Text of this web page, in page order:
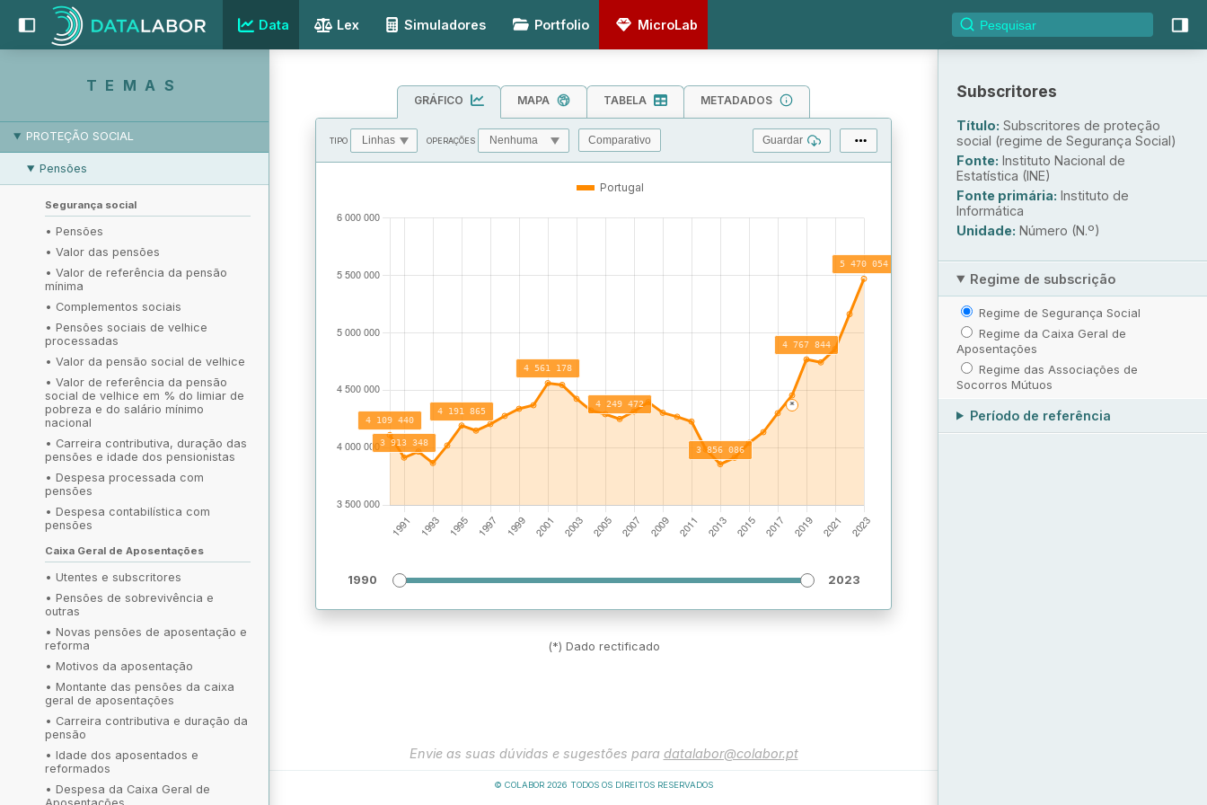
Data Lex Simuladores Portfolio MicroLab
TEMAS
EMPREGO E DESEMPREGO
PROTEÇÃO SOCIAL
Pensões
Segurança social
• Pensões
• Valor das pensões
• Valor de referência da pensão
mínima
• Complementos sociais
• Pensões sociais de velhice
processadas
• Valor da pensão social de velhice
• Valor de referência da pensão
social de velhice em % do limiar de
pobreza e do salário mínimo
nacional
• Carreira contributiva, duração das
pensões e idade dos pensionistas
• Despesa processada com
pensões
• Despesa contabilística com
pensões
Caixa Geral de Aposentações
• Utentes e subscritores
• Pensões de sobrevivência e
outras
• Novas pensões de aposentação e
reforma
• Motivos da aposentação
• Montante das pensões da caixa
geral de aposentações
• Carreira contributiva e duração da
pensão
• Idade dos aposentados e
reformados
• Despesa da Caixa Geral de
GRÁFICO MAPA TABELA METADADOS
TIPO OPERAÇÕES Comparativo Guardar
Portugal
1990 2023
(*) Dado rectificado
Envie as suas dúvidas e sugestões para datalabor@colabor.pt
© COLABOR 2026 TODOS OS DIREITOS RESERVADOS
Subscritores
Título: Subscritores de proteção
social (regime de Segurança Social)
Fonte: Instituto Nacional de
Estatística (INE)
Fonte primária: Instituto de
Informática
Unidade: Número (N.º)
Regime de subscrição
Regime de Segurança Social
Regime da Caixa Geral de
Aposentações
Regime das Associações de
Socorros Mútuos
Período de referência